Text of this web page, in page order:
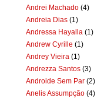
Andrei Machado (4)
Andreia Dias (1)
Andressa Hayalla (1)
Andrew Cyrille (1)
Andrey Vieira (1)
Andrezza Santos (3)
Androide Sem Par (2)
Anelis Assumpção (4)